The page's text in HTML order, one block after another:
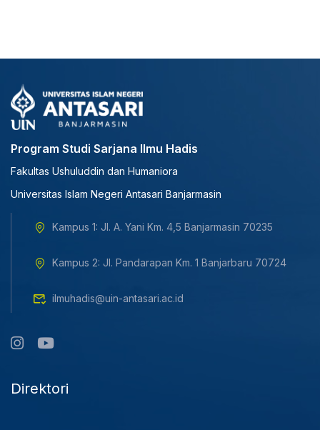
Program Studi Sarjana Ilmu Hadis
Fakultas Ushuluddin dan Humaniora
Universitas Islam Negeri Antasari Banjarmasin
Kampus 1: Jl. A. Yani Km. 4,5 Banjarmasin 70235
Kampus 2: Jl. Pandarapan Km. 1 Banjarbaru 70724
ilmuhadis@uin-antasari.ac.id
Direktori